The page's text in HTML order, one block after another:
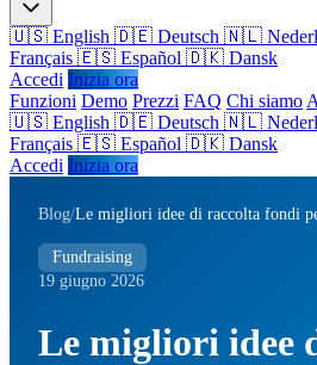
🇺🇸 English 🇩🇪 Deutsch 🇳🇱
Français 🇪🇸 Español 🇩🇰 Dansk
Accedi Inizia ora
Funzioni Demo Prezzi FAQ Chi siamo
🇺🇸 English 🇩🇪 Deutsch 🇳🇱
Français 🇪🇸 Español 🇩🇰 Dansk
Accedi Inizia ora
Blog/Le migliori idee di raccolta fondi
Fundraising
19 giugno 2026
Le migliori idee